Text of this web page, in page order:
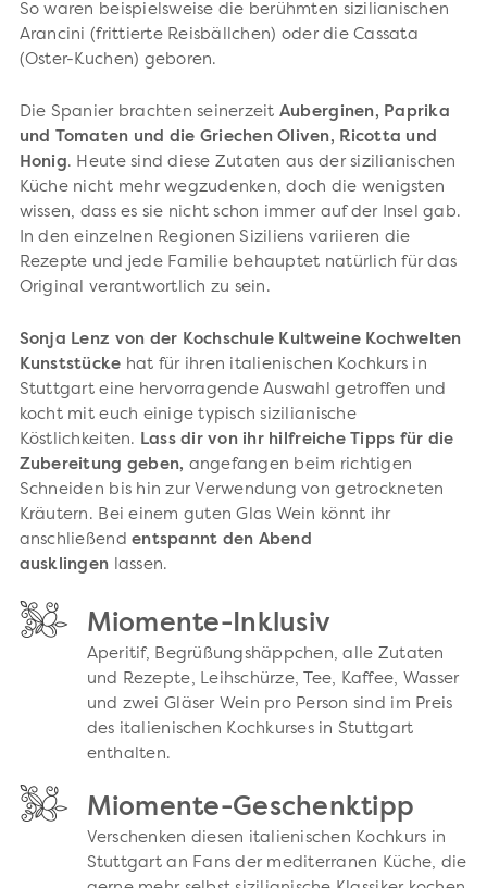
So waren beispielsweise die berühmten sizilianischen
Arancini (frittierte Reisbällchen) oder die Cassata
(Oster-Kuchen) geboren.
Die Spanier brachten seinerzeit Auberginen, Paprika
und Tomaten und die Griechen Oliven, Ricotta und
Honig. Heute sind diese Zutaten aus der sizilianischen
Küche nicht mehr wegzudenken, doch die wenigsten
wissen, dass es sie nicht schon immer auf der Insel gab.
In den einzelnen Regionen Siziliens variieren die
Rezepte und jede Familie behauptet natürlich für das
Original verantwortlich zu sein.
Sonja Lenz von der Kochschule Kultweine Kochwelten
Kunststücke hat für ihren italienischen Kochkurs in
Stuttgart eine hervorragende Auswahl getroffen und
kocht mit euch einige typisch sizilianische
Köstlichkeiten. Lass dir von ihr hilfreiche Tipps für die
Zubereitung geben, angefangen beim richtigen
Schneiden bis hin zur Verwendung von getrockneten
Kräutern. Bei einem guten Glas Wein könnt ihr
anschließendentspannt den Abend
ausklingen lassen.
Miomente-Inklusiv
Aperitif, Begrüßungshäppchen, alle Zutaten
und Rezepte, Leihschürze, Tee, Kaffee, Wasser
und zwei Gläser Wein pro Person sind im Preis
des italienischen Kochkurses in Stuttgart
enthalten.
Miomente-Geschenktipp
Verschenken diesen italienischen Kochkurs in
Stuttgart an Fans der mediterranen Küche, die